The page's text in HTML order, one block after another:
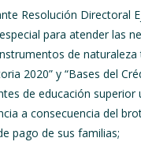
Resolución Directoral
para atender las
de naturaleza
2020” y “Bases del
de educación
a consecuencia del
pago de sus familias;